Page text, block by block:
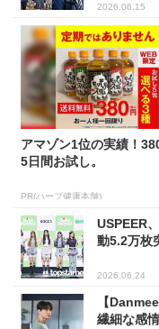
2026.06.15
アマゾン1位の実績！
5日間お試し。
PR(ハーブ健康本舗)
USPEER
動5.2万枚
2026.06.24
【
繊細な感